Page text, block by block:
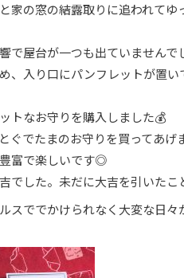
家の窓の結露取りに追われて
で屋台が一つも出ていませんで
、入り口にパンフレットが置
トなお守りを購入しました💰
ぐでたまのお守りを買ってあげ
富で楽しいです◎
でした。未だに大吉を引いた
スででかけられなく大変な日